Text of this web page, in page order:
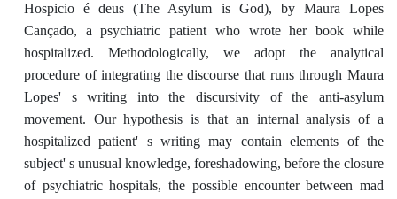
Hospicio é deus (The Asylum is God), by Maura Lopes
Cançado, a psychiatric patient who wrote her book while
hospitalized. Methodologically, we adopt the analytical
procedure of integrating the discourse that runs through Maura
Lopes' s writing into the discursivity of the anti-asylum
movement. Our hypothesis is that an internal analysis of a
hospitalized patient' s writing may contain elements of the
subject' s unusual knowledge, foreshadowing, before the closure
of psychiatric hospitals, the possible encounter between mad